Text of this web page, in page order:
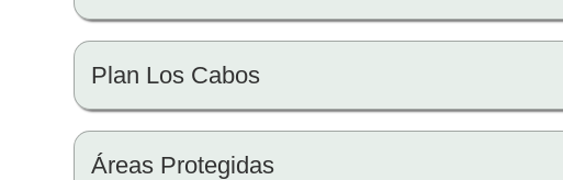
Plan Los Cabos
Áreas Protegidas